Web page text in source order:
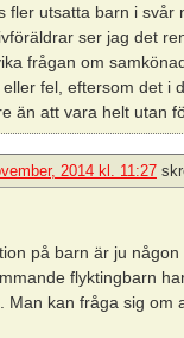
fler utsatta barn i svår
ser jag det
frågan om
fel, eftersom det i
än att vara helt utan
2014 kl. 11:27
på barn är ju
flyktingbarn
Man kan fråga sig om